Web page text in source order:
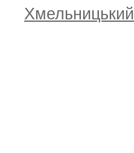
Хмельницький